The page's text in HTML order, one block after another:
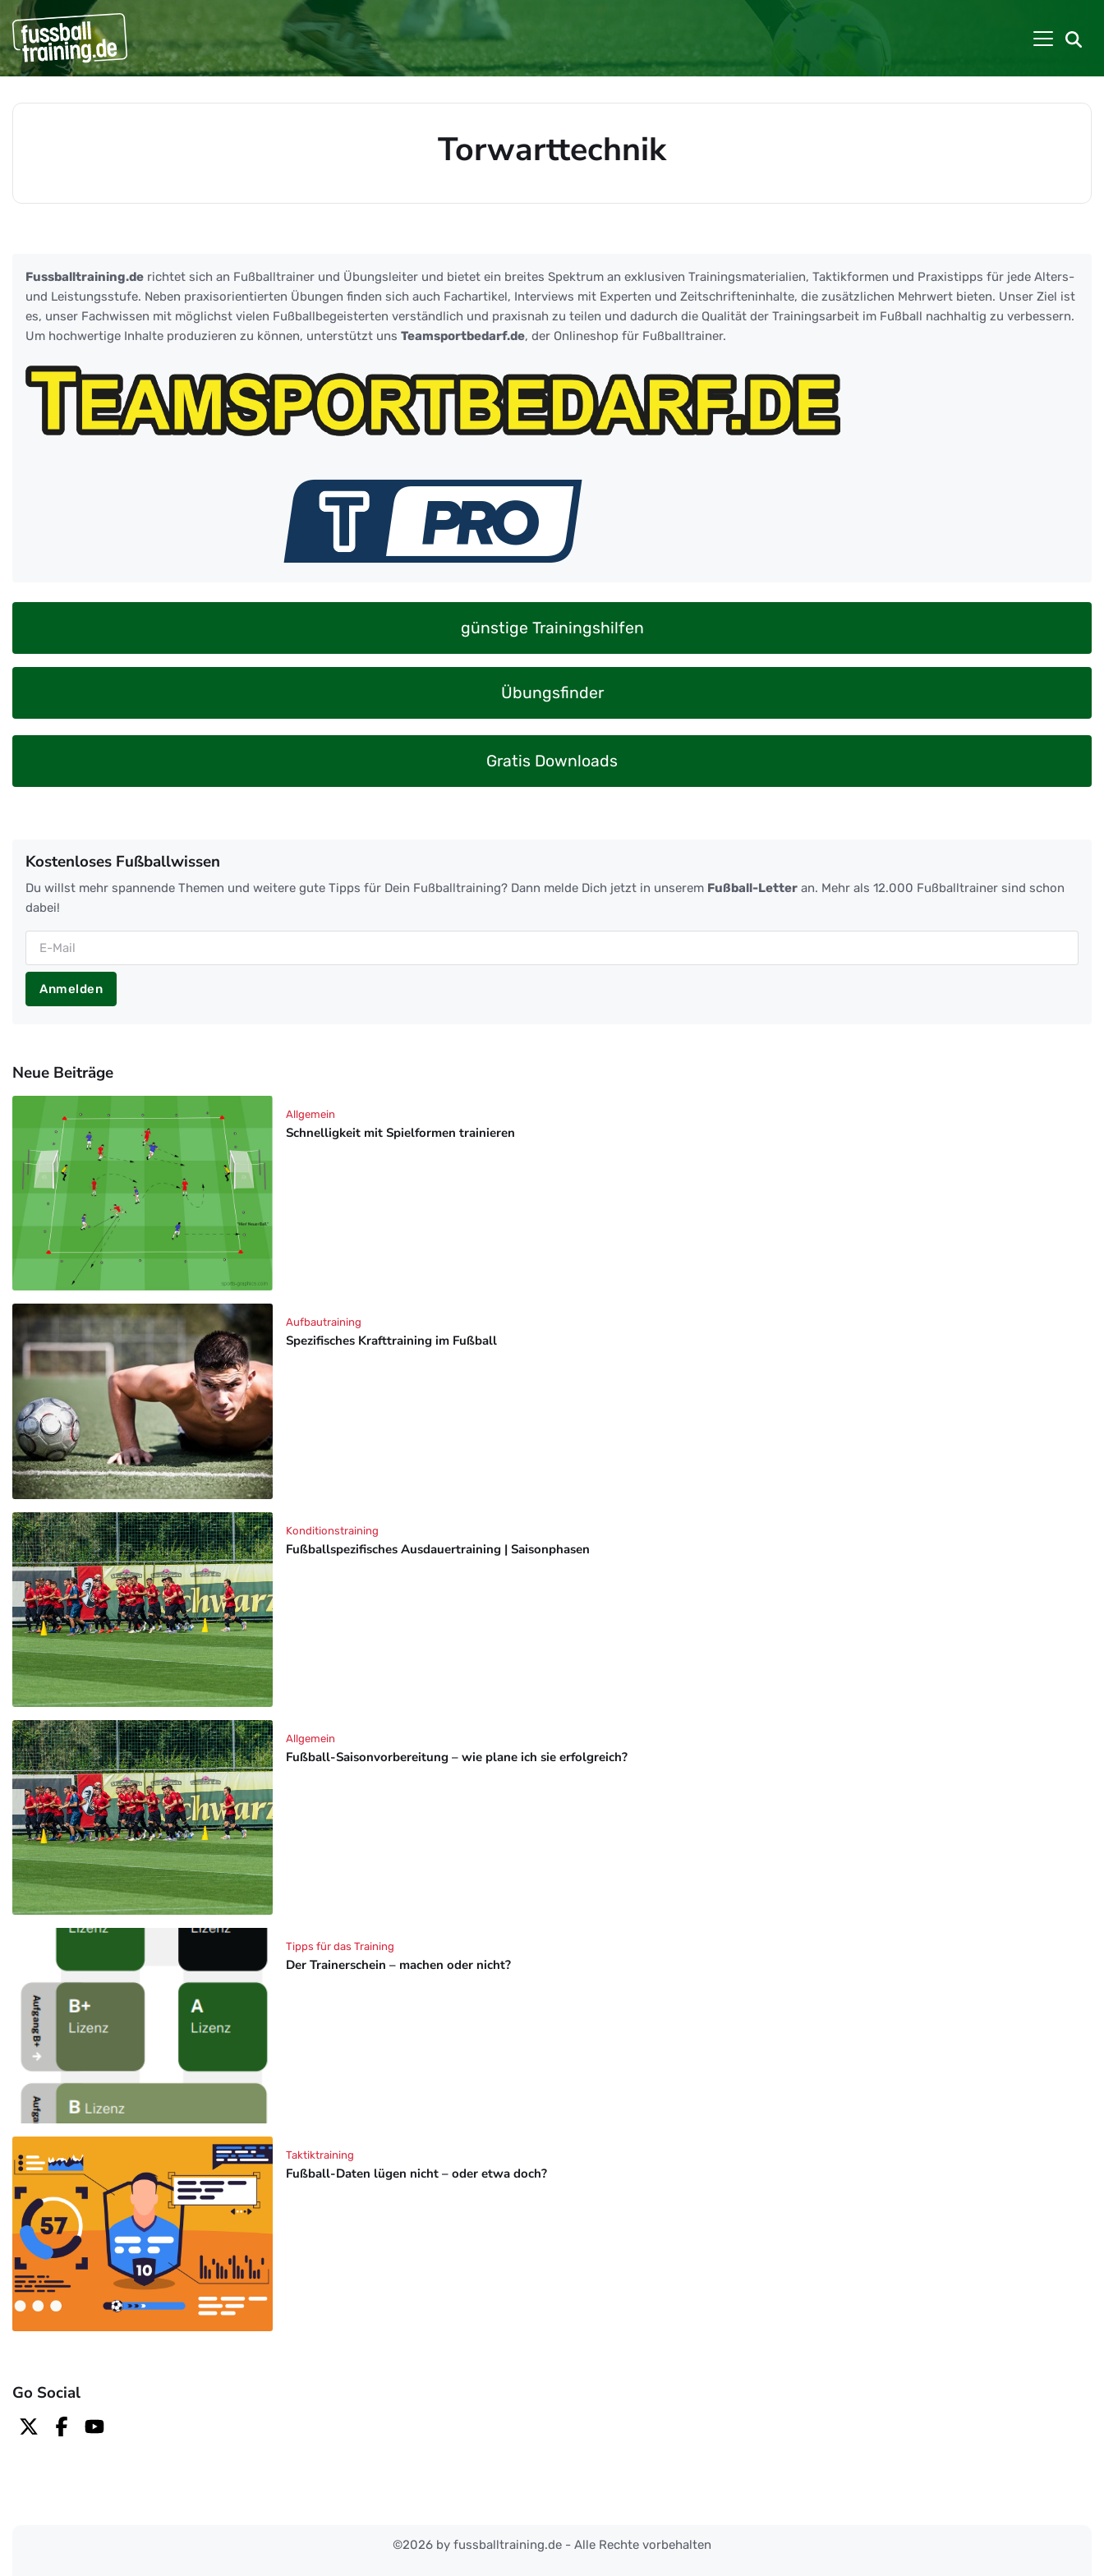
Torwarttechnik
Fussballtraining.de richtet sich an Fußballtrainer und Übungsleiter und bietet ein breites Spektrum an exklusiven Trainingsmaterialien, Taktikformen und Praxistipps für jede Alters-
und Leistungsstufe. Neben praxisorientierten Übungen finden sich auch Fachartikel, Interviews mit Experten und Zeitschrifteninhalte, die zusätzlichen Mehrwert bieten. Unser Ziel ist
es, unser Fachwissen mit möglichst vielen Fußballbegeisterten verständlich und praxisnah zu teilen und dadurch die Qualität der Trainingsarbeit im Fußball nachhaltig zu verbessern.
Um hochwertige Inhalte produzieren zu können, unterstützt uns Teamsportbedarf.de, der Onlineshop für Fußballtrainer.
günstige Trainingshilfen
Übungsfinder
Gratis Downloads
Kostenloses Fußballwissen
Du willst mehr spannende Themen und weitere gute Tipps für Dein Fußballtraining? Dann melde Dich jetzt in unserem Fußball-Letter an. Mehr als 12.000 Fußballtrainer sind schon
dabei!
Anmelden
Neue Beiträge
Schnelligkeit mit Spielformen trainieren
Allgemein
Spezifisches Krafttraining im Fußball
Aufbautraining
Fußballspezifisches Ausdauertraining | Saisonphasen
Konditionstraining
Fußball-Saisonvorbereitung – wie plane ich sie erfolgreich?
Allgemein
Der Trainerschein – machen oder nicht?
Tipps für das Training
Fußball-Daten lügen nicht – oder etwa doch?
Taktiktraining
Go Social
©2026 by fussballtraining.de - Alle Rechte vorbehalten